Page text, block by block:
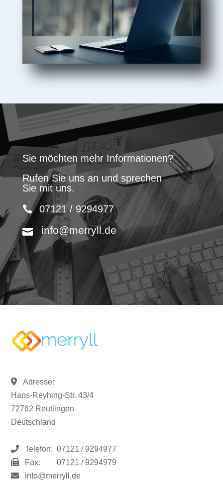
Sie möchten mehr Informationen?
Rufen Sie uns an und sprechen
Sie mit uns.
07121 / 9294977
info@merryll.de
Adresse:
Hans-Reyhing-Str. 43/4
72762 Reutlingen
Deutschland
Telefon: 07121 / 9294977
Fax:
07121 / 9294979
info@merryll.de